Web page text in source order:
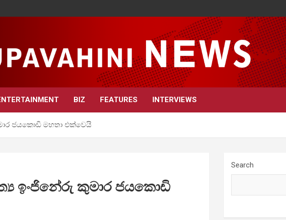
BIZ FEATURES INTERVIEWS
ජයකොඩි මහතා එක්වෙයි
ඉංජිනේරු කුමාර ජයකොඩි
Search